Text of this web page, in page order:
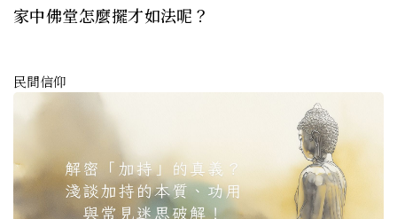
家中佛堂怎麼擺才如法呢？
民間信仰